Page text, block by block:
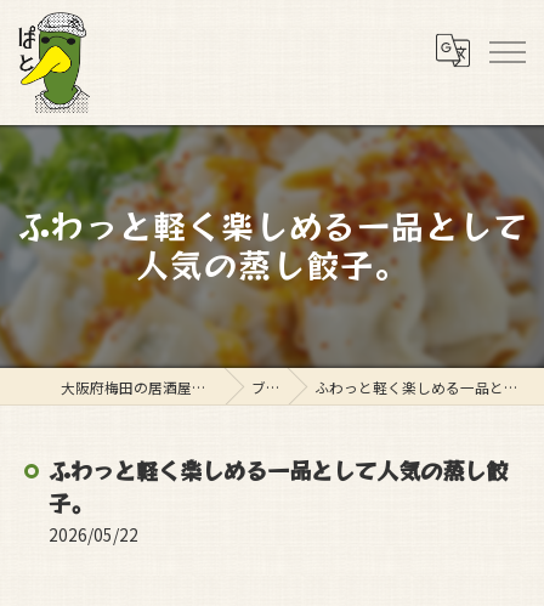
ふわっと軽く楽しめる一品として
人気の蒸し餃子。
大阪府梅田の居酒屋ならスタンド ぱと ブログ ふわっと軽く楽しめる一品として人気の蒸し餃子。
ふわっと軽く楽しめる一品として人気の蒸し餃
子。
2026/05/22